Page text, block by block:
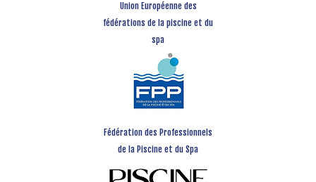
Union Européenne des
fédérations de la piscine et du
spa
Fédération des Professionnels
de la Piscine et du Spa